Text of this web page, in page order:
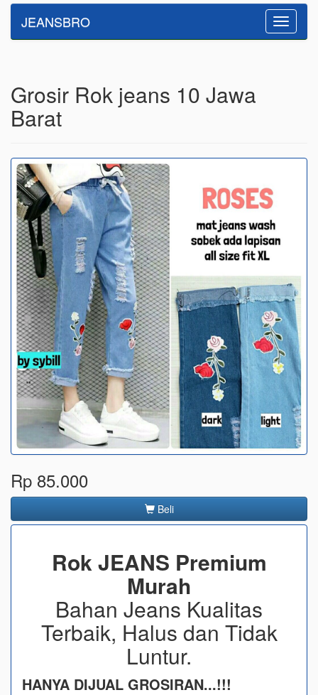
Toggle
JEANSBRO
Grosir Rok jeans 10 Jawa
Barat
Rp 85.000
Beli
Rok JEANS Premium
Murah
Bahan Jeans Kualitas
Terbaik, Halus dan Tidak
Luntur.
HANYA DIJUAL GROSIRAN...!!!